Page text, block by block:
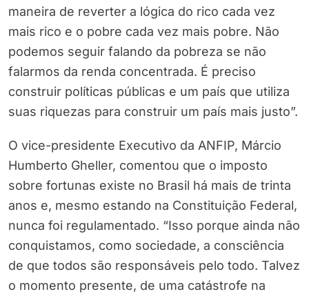
maneira de reverter a lógica do rico cada vez
mais rico e o pobre cada vez mais pobre. Não
podemos seguir falando da pobreza se não
falarmos da renda concentrada. É preciso
construir políticas públicas e um país que utiliza
suas riquezas para construir um país mais justo”.
O vice-presidente Executivo da ANFIP, Márcio
Humberto Gheller, comentou que o imposto
sobre fortunas existe no Brasil há mais de trinta
anos e, mesmo estando na Constituição Federal,
nunca foi regulamentado. “Isso porque ainda não
conquistamos, como sociedade, a consciência
de que todos são responsáveis pelo todo. Talvez
o momento presente, de uma catástrofe na